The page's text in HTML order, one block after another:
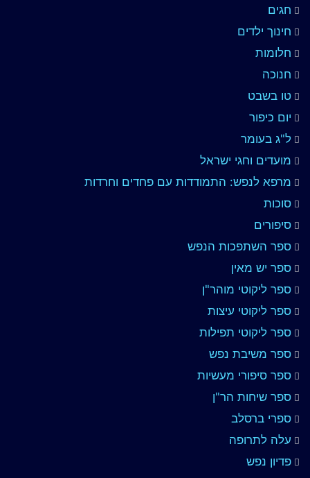
חגים
חינוך ילדים
חלומות
חנוכה
טו בשבט
יום כיפור
ל"ג בעומר
מועדים וחגי ישראל
מרפא לנפש: התמודדות עם פחדים וחרדות
סוכות
סיפורים
ספר השתפכות הנפש
ספר יש מאין
ספר ליקוטי מוהר"ן
ספר ליקוטי עיצות
ספר ליקוטי תפילות
ספר משיבת נפש
ספר סיפורי מעשיות
ספר שיחות הר"ן
ספרי ברסלב
עלה לתרופה
פדיון נפש